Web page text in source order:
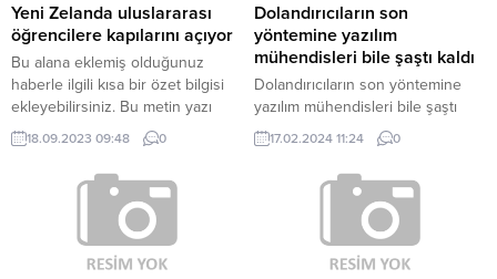
Yeni Zelanda uluslararası
öğrencilere kapılarını açıyor
Bu alana eklemiş olduğunuz
haberle ilgili kısa bir özet bilgisi
ekleyebilirsiniz. Bu metin yazı
düzenleme sayfasında “Özet”
bölümünden eklenebilir. Özet
eklenmişse başlık altında kalın
olarak bu şekilde gösterilir,
eklenmemişse bu alan boş kalır.
18.09.2023 09:48 0
Dolandırıcıların son
yöntemine yazılım
mühendisleri bile şaştı kaldı
Dolandırıcıların son yöntemine
yazılım mühendisleri bile şaştı
kaldı Ünlülerin sesini yapay zeka
ile taklit edip, dijital platformlara
verdikleri reklamlarla vurgun
yapıyorlar Yazılım mühendisi Doç.
Dr. Mehmet Zeki Konyar: "Bazen
biz bile şaşırıyoruz.
17.02.2024 11:24 0